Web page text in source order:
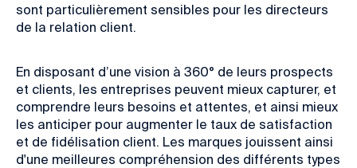
sont particulièrement sensibles pour les directeurs
de la relation client.
En disposant d’une vision à 360° de leurs prospects
et clients, les entreprises peuvent mieux capturer, et
comprendre leurs besoins et attentes, et ainsi mieux
les anticiper pour augmenter le taux de satisfaction
et de fidélisation client. Les marques jouissent ainsi
d'une meilleures compréhension des différents types